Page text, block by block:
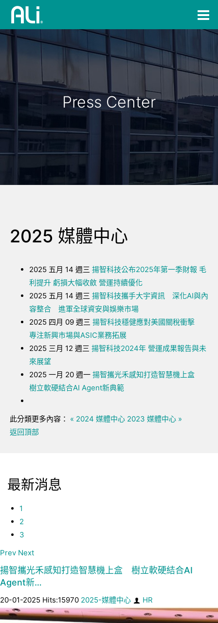
Press Center
2025 媒體中心
2025 五月 14 週三 揚智科技公布2025年第一季財報 毛
利提升 虧損大幅收斂 營運持續優化
2025 五月 14 週三 揚智科技攜手大宇資訊 深化AI與內
容整合 進軍全球資安與娛樂市場
2025 四月 09 週三 揚智科技穩健應對美國關稅衝擊
專注新興市場與ASIC業務拓展
2025 三月 12 週三 揚智科技2024年 營運成果報告與未
來展望
2025 一月 20 週一 揚智攜光禾感知打造智慧機上盒
樹立軟硬結合AI Agent新典範
此分類更多內容： « 2024 媒體中心 2023 媒體中心 »
返回頂部
最新消息
1
2
3
Prev Next
揚智攜光禾感知打造智慧機上盒 樹立軟硬結合AI
Agent新…
20-01-2025 Hits:15970 2025-媒體中心 HR